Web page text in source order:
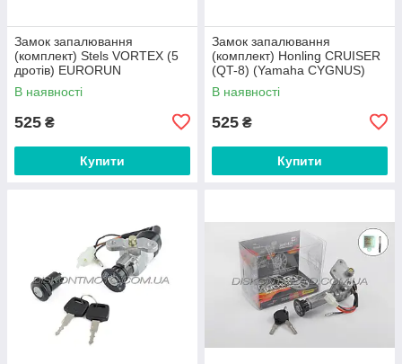
Замок запалювання
(комплект) Stels VORTEX (5
дротів) EURORUN
В наявності
525 ₴
Купити
Замок запалювання
(комплект) Honling CRUISER
(QT-8) (Yamaha CYGNUS)
EURORUN
В наявності
525 ₴
Купити